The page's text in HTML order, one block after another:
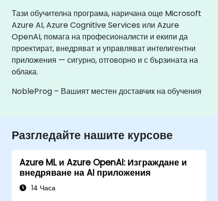
Тази обучителна програма, наричана още Microsoft
Azure AI, Azure Cognitive Services или Azure
OpenAI, помага на професионалисти и екипи да
проектират, внедряват и управляват интелигентни
приложения — сигурно, отговорно и с бързината на
облака.
NobleProg – Вашият местен доставчик на обучения
Разгледайте нашите курсове
Azure ML и Azure OpenAI: Изграждане и
внедряване на AI приложения
14 Часа